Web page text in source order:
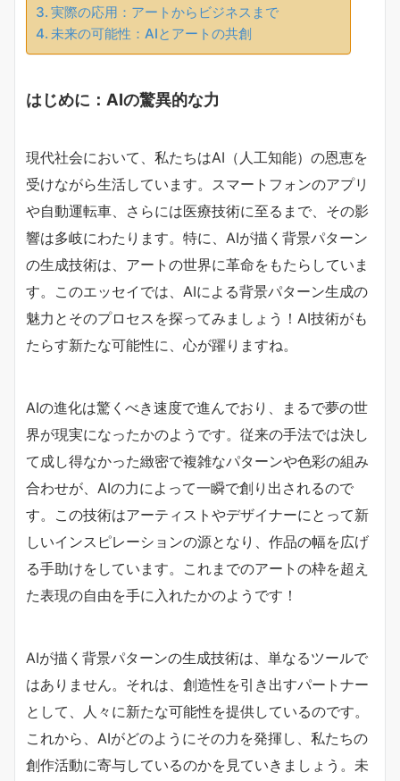
実際の応用：アートからビジネスまで
未来の可能性：AIとアートの共創
はじめに：AIの驚異的な力
現代社会において、私たちはAI（人工知能）の恩恵を
受けながら生活しています。スマートフォンのアプリ
や自動運転車、さらには医療技術に至るまで、その影
響は多岐にわたります。特に、AIが描く背景パターン
の生成技術は、アートの世界に革命をもたらしていま
す。このエッセイでは、AIによる背景パターン生成の
魅力とそのプロセスを探ってみましょう！AI技術がも
たらす新たな可能性に、心が躍りますね。
AIの進化は驚くべき速度で進んでおり、まるで夢の世
界が現実になったかのようです。従来の手法では決し
て成し得なかった緻密で複雑なパターンや色彩の組み
合わせが、AIの力によって一瞬で創り出されるので
す。この技術はアーティストやデザイナーにとって新
しいインスピレーションの源となり、作品の幅を広げ
る手助けをしています。これまでのアートの枠を超え
た表現の自由を手に入れたかのようです！
AIが描く背景パターンの生成技術は、単なるツールで
はありません。それは、創造性を引き出すパートナー
として、人々に新たな可能性を提供しているのです。
これから、AIがどのようにその力を発揮し、私たちの
創作活動に寄与しているのかを見ていきましょう。未